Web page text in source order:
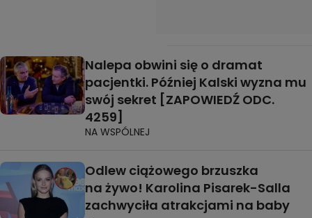
Nalepa obwini się o dramat
pacjentki. Później Kalski wyzna mu
swój sekret [ZAPOWIEDŹ ODC.
4259]
NA WSPÓLNEJ
Odlew ciążowego brzuszka
na żywo! Karolina Pisarek-Salla
zachwyciła atrakcjami na baby